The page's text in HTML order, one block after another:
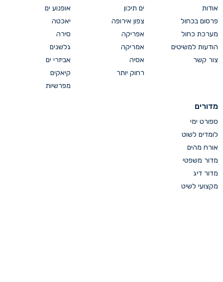
אודות
פרסום בכחול
מערכת כחול
הודעות למשיטים
צור קשר
ים תיכון
צפון אירופה
אפריקה
אמריקה
אסיה
רחוק יותר
אופנוע ים
יאכטה
סירה
גלשנים
אביזרי ים
קיאקים
מפרשיות
מדורים
ספורט ימי
לומדים לשוט
אורח מהים
מדור משפטי
מדור דיג
מקצועי לשיט